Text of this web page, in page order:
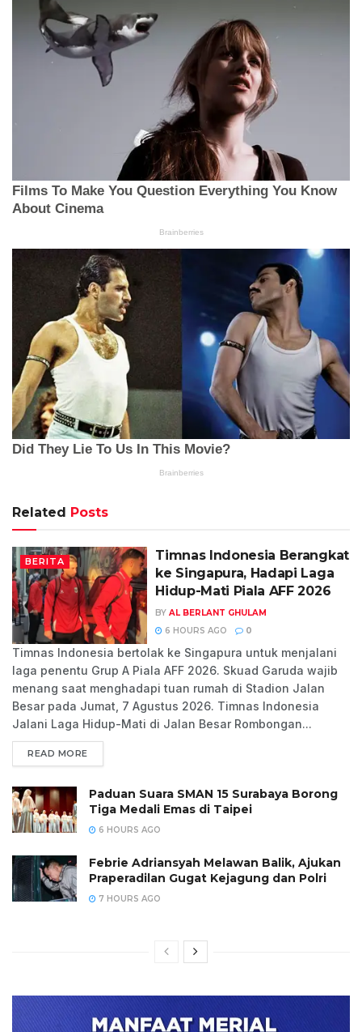
Related Posts
BERITA
Timnas Indonesia Berangkat
ke Singapura, Hadapi Laga
Hidup-Mati Piala AFF 2026
BY AL BERLANT GHULAM
6 HOURS AGO
0
Timnas Indonesia bertolak ke Singapura untuk menjalani
laga penentu Grup A Piala AFF 2026. Skuad Garuda wajib
menang saat menghadapi tuan rumah di Stadion Jalan
Besar pada Jumat, 7 Agustus 2026. Timnas Indonesia
Jalani Laga Hidup-Mati di Jalan Besar Rombongan...
READ MORE
Paduan Suara SMAN 15 Surabaya Borong
Tiga Medali Emas di Taipei
6 HOURS AGO
Febrie Adriansyah Melawan Balik, Ajukan
Praperadilan Gugat Kejagung dan Polri
7 HOURS AGO